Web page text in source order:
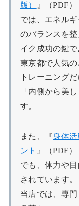
版）
』（PDF）
では、エネル
のバランスを
イク成功の鍵で
東京都で人気
トレーニング
「内側から美
す。
また、『身体活
ント 』（PDF）
でも、体力や
されています。
当店では、専